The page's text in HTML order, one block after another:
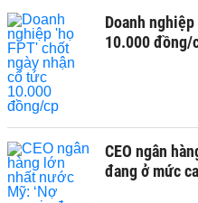
Doanh
10.000 đồng/
CEO ngân
đang ở mức